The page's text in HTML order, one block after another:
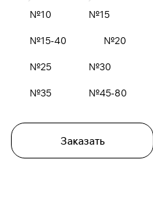
№10 №15
№15-40 №20
№25 №30
№35 №45-80
Заказать